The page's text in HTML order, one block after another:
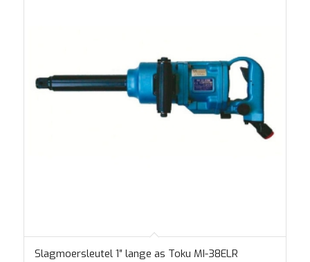
Slagmoersleutel 1″ lange as Toku MI-38ELR